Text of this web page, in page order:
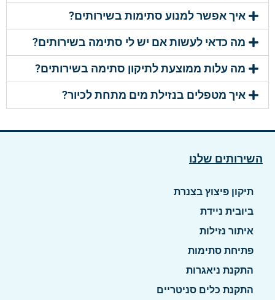
איך אפשר למנוע סתימות בשירותים?
מה כדאי לעשות אם יש לי סתימה בשירותים?
מה עלות ממוצעת לתיקון סתימה בשירותים?
איך מטפלים בנזילת מים מתחת לכיור?
השירותים שלנו
תיקון פיצוץ בצנרת
ביובית ניידת
איתור נזילות
פתיחת סתימות
התקנת ניאגרות
התקנת כלים סניטריים